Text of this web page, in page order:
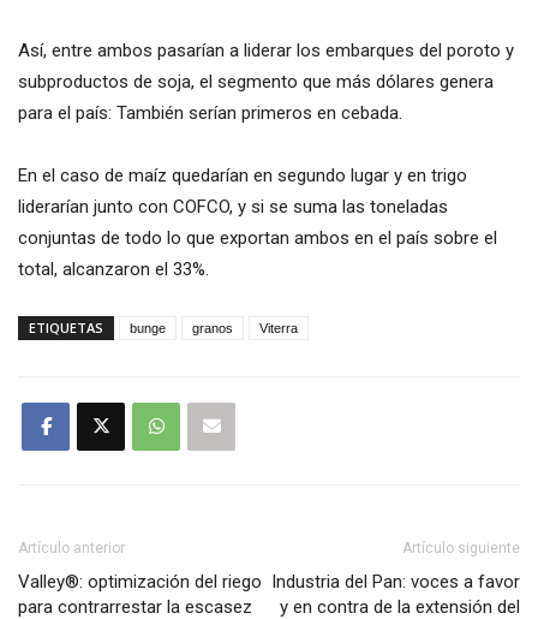
Así, entre ambos pasarían a liderar los embarques del poroto y
subproductos de soja, el segmento que más dólares genera
para el país: También serían primeros en cebada.
En el caso de maíz quedarían en segundo lugar y en trigo
liderarían junto con COFCO, y si se suma las toneladas
conjuntas de todo lo que exportan ambos en el país sobre el
total, alcanzaron el 33%.
ETIQUETAS bunge granos Viterra
Artículo anterior
Valley®: optimización del riego
para contrarrestar la escasez
Artículo siguiente
Industria del Pan: voces a favor
y en contra de la extensión del